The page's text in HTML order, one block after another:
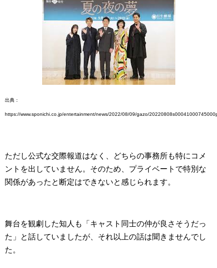
出典：
https://www.sponichi.co.jp/entertainment/news/2022/08/09/gazo/
ただし公式な交際報道はなく、どちらの事務所も特にコメ
ントを出していません。そのため、プライベートで特別な
関係があったと断定はできないと感じられます。
舞台を観劇した知人も「キャスト同士の仲が良さそうだっ
た」と話していましたが、それ以上の話は聞きませんでし
た。